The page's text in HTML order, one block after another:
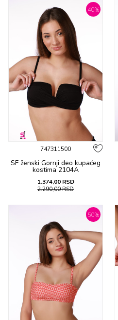
40%
747311500
SF ženski Gornji deo kupaćeg
kostima 2104A
1.374,00 RSD
2.290,00RSD
50%